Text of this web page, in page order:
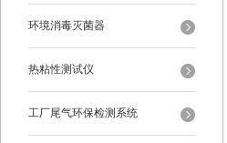
环境消毒灭菌器
热粘性测试仪
工厂尾气环保检测系统